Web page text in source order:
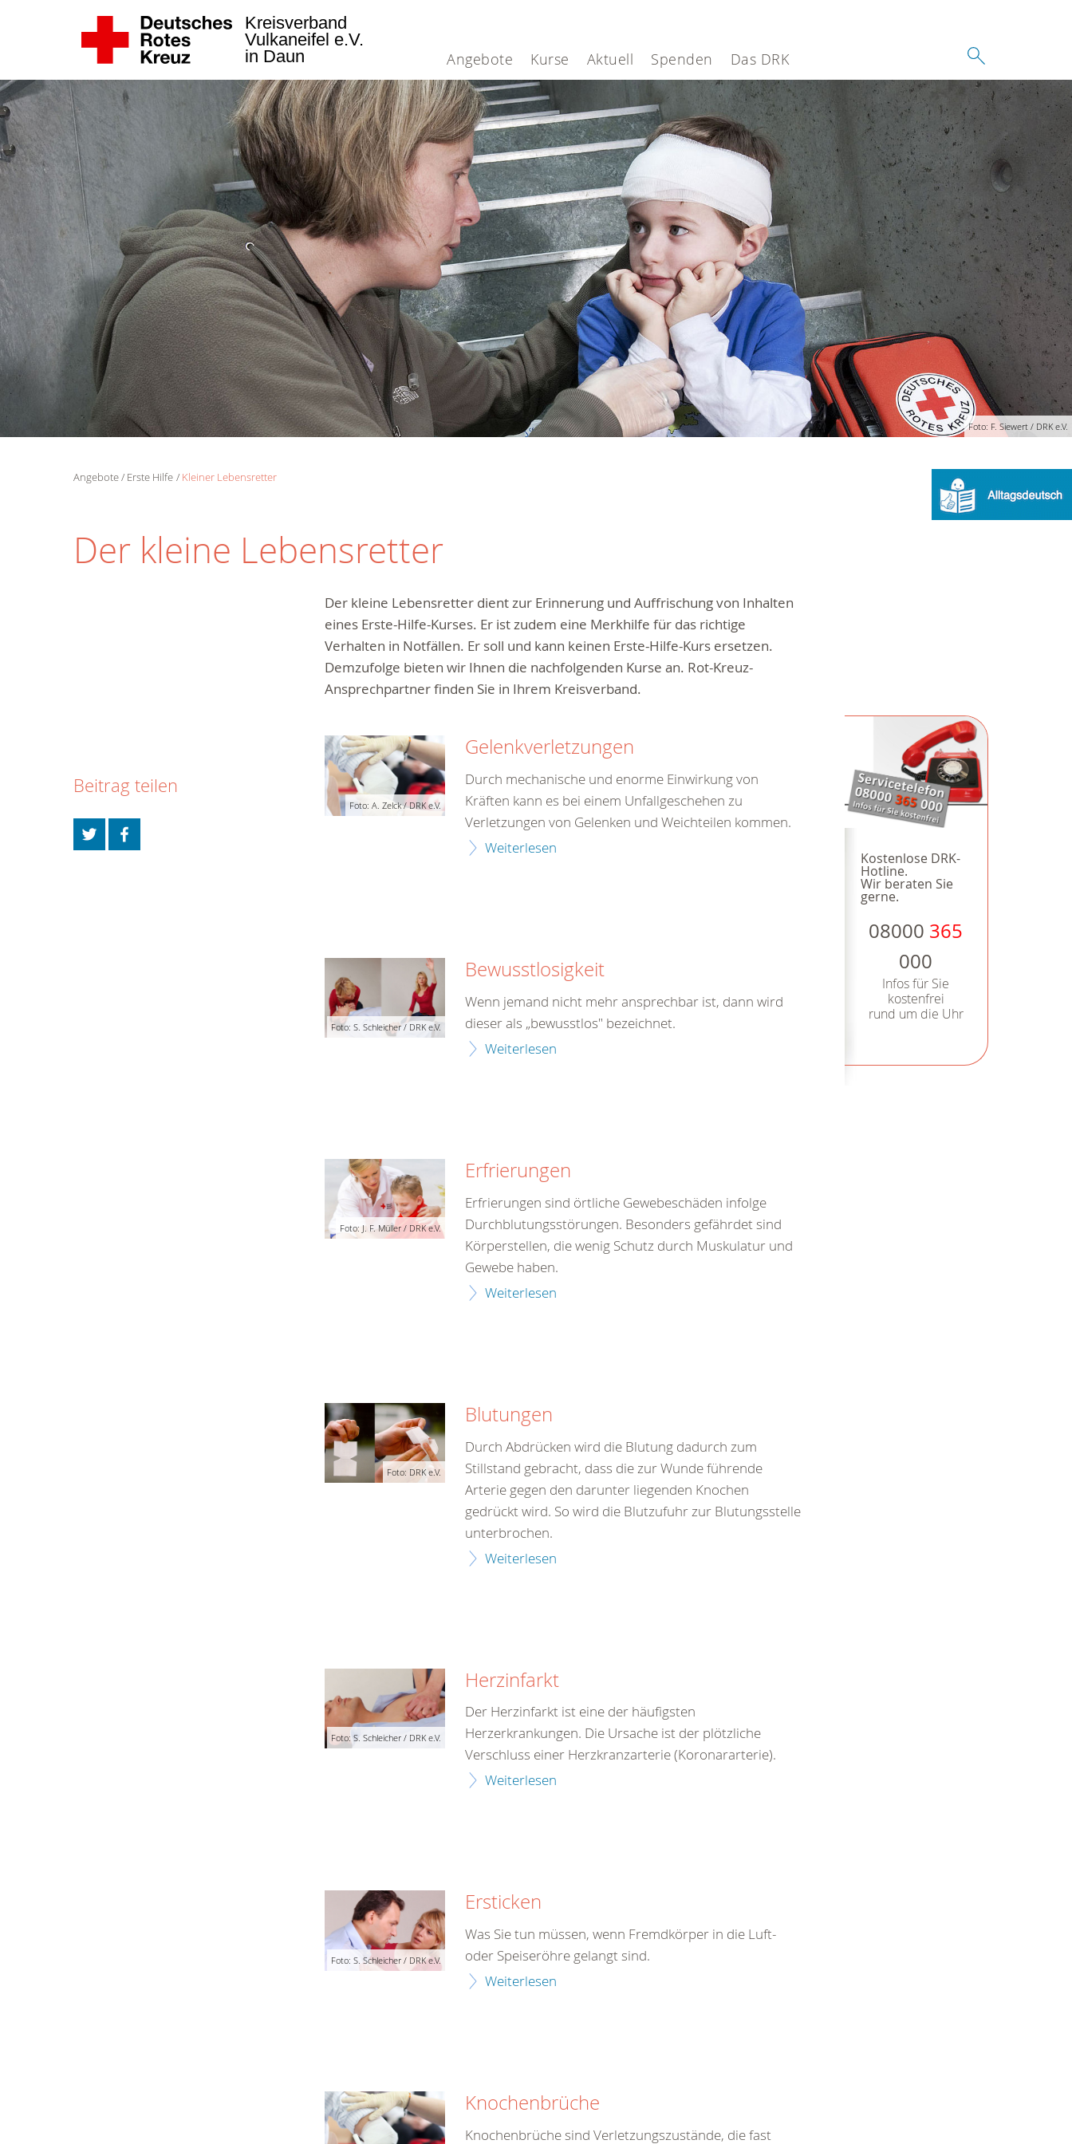
Angebote Kurse Aktuell Spenden Das DRK
Kreisverband
Vulkaneifel e.V.
in Daun
Foto: F. Siewert / DRK e.V.
Angebote Erste Hilfe Kleiner Lebensretter
Der kleine Lebensretter
Der kleine Lebensretter dient zur Erinnerung und Auffrischung von Inhalten
eines Erste-Hilfe-Kurses. Er ist zudem eine Merkhilfe für das richtige
Verhalten in Notfällen. Er soll und kann keinen Erste-Hilfe-Kurs ersetzen.
Demzufolge bieten wir Ihnen die nachfolgenden Kurse an. Rot-Kreuz-
Ansprechpartner finden Sie in Ihrem Kreisverband.
Kostenlose DRK-
Hotline.
Wir beraten Sie
gerne.
08000 365
000
Infos für Sie
kostenfrei
rund um die Uhr
Foto: A. Zelck / DRK e.V.
Gelenkverletzungen
Durch mechanische und enorme Einwirkung von
Kräften kann es bei einem Unfallgeschehen zu
Verletzungen von Gelenken und Weichteilen kommen.
Weiterlesen
Foto: S. Schleicher / DRK e.V.
Bewusstlosigkeit
Wenn jemand nicht mehr ansprechbar ist, dann wird
dieser als „bewusstlos" bezeichnet.
Weiterlesen
Foto: J. F. Müller / DRK e.V.
Erfrierungen
Erfrierungen sind örtliche Gewebeschäden infolge
Durchblutungsstörungen. Besonders gefährdet sind
Körperstellen, die wenig Schutz durch Muskulatur und
Gewebe haben.
Weiterlesen
Foto: DRK e.V.
Blutungen
Durch Abdrücken wird die Blutung dadurch zum
Stillstand gebracht, dass die zur Wunde führende
Arterie gegen den darunter liegenden Knochen
gedrückt wird. So wird die Blutzufuhr zur Blutungsstelle
unterbrochen.
Weiterlesen
Foto: S. Schleicher / DRK e.V.
Herzinfarkt
Der Herzinfarkt ist eine der häufigsten
Herzerkrankungen. Die Ursache ist der plötzliche
Verschluss einer Herzkranzarterie (Koronararterie).
Weiterlesen
Foto: S. Schleicher / DRK e.V.
Ersticken
Was Sie tun müssen, wenn Fremdkörper in die Luft-
oder Speiseröhre gelangt sind.
Weiterlesen
Knochenbrüche
Knochenbrüche sind Verletzungszustände, die fast
Beitrag teilen